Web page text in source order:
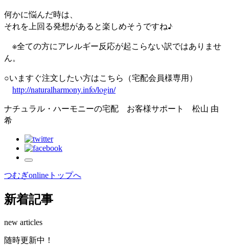
何かに悩んだ時は、
それを上回る発想があると楽しめそうですね♪
※全ての方にアレルギー反応が起こらない訳ではありませ
ん。
○いますぐ注文したい方はこちら（宅配会員様専用）
http://naturalharmony.info/login/
ナチュラル・ハーモニーの宅配 お客様サポート 松山 由
希
つむぎonlineトップへ
新着記事
new articles
随時更新中 ！